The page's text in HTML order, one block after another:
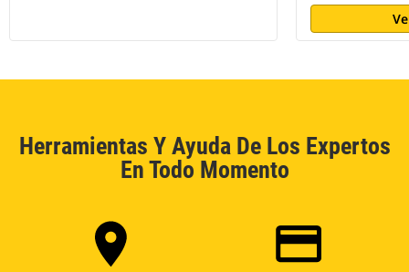
Herramientas Y Ayuda De Los Expertos
En Todo Momento